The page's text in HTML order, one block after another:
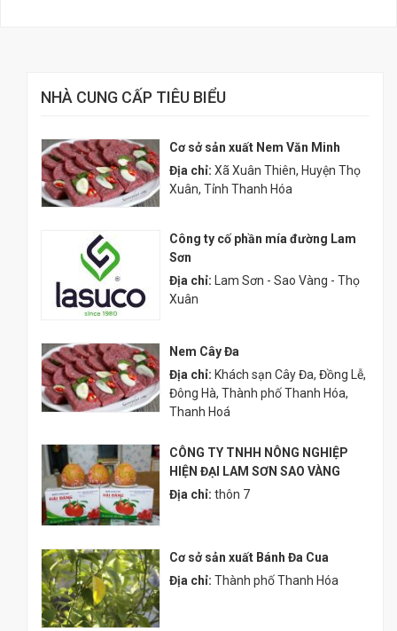
NHÀ CUNG CẤP TIÊU BIỂU
Cơ sở sản xuất Nem Văn Minh
Địa chỉ: Xã Xuân Thiên, Huyện Thọ
Xuân, Tỉnh Thanh Hóa
Công ty cố phần mía đường Lam
Sơn
Địa chỉ: Lam Sơn - Sao Vàng - Thọ
Xuân
Nem Cây Đa
Địa chỉ: Khách sạn Cây Đa, Đồng Lễ,
Đông Hà, Thành phố Thanh Hóa,
Thanh Hoá
CÔNG TY TNHH NÔNG NGHIỆP
HIỆN ĐẠI LAM SƠN SAO VÀNG
Địa chỉ: thôn 7
Cơ sở sản xuất Bánh Đa Cua
Địa chỉ: Thành phố Thanh Hóa